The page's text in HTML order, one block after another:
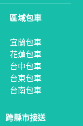
區域包車
宜蘭包車
花蓮包車
台中包車
台東包車
台南包車
跨縣市接送